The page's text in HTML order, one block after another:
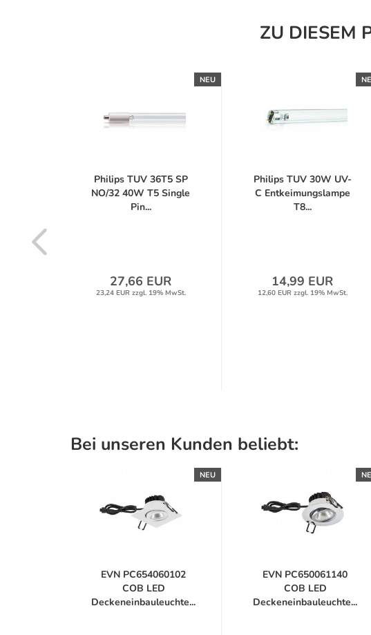
ZU DIESEM
NEU
Philips TUV 36T5 SP
NO/32 40W T5 Single
Pin...
27,66 EUR
23,24 EUR zzgl. 19% MwSt.
Philips TUV 30W UV-
C Entkeimungslampe
T8...
14,99 EUR
12,60 EUR zzgl. 19% MwSt.
Bei unseren Kunden beliebt:
NEU
EVN PC654060102
COB LED
Deckeneinbauleuchte...
EVN PC650061140
COB LED
Deckeneinbauleuchte...